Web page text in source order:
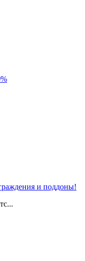
и поддоны!